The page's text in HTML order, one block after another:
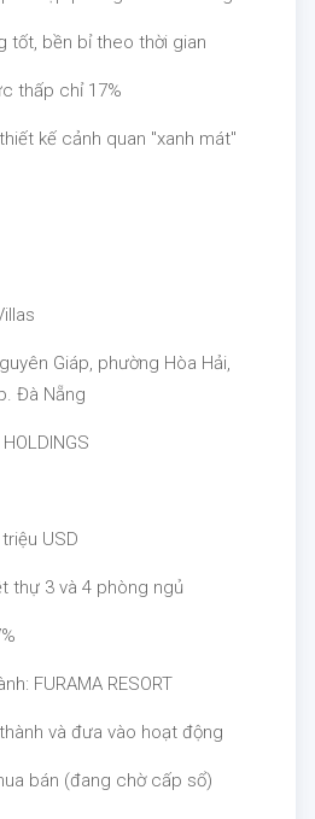
tốt, bền bỉ theo thời gian
thấp chỉ 17%
kế cảnh quan "xanh mát"
Giáp, phường Hòa Hải,
Đà Nẵng
USD
thự 3 và 4 phòng ngủ
FURAMA RESORT
và đưa vào hoạt động
bán (đang chờ cấp sổ)